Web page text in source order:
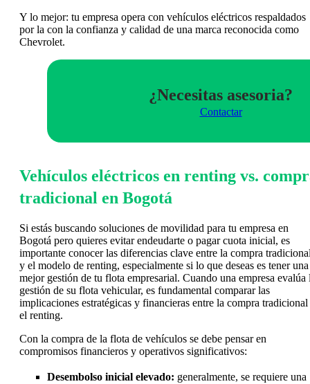
Y lo mejor: tu empresa opera con vehículos eléctricos respaldados
por la con la confianza y calidad de una marca reconocida como
Chevrolet.
¿Necesitas asesoria?
Contactar
Vehículos eléctricos en renting vs.
tradicional en Bogotá
Si estás buscando soluciones de movilidad para tu empresa en
Bogotá pero quieres evitar endeudarte o pagar cuota inicial, es
importante conocer las diferencias clave entre la compra
y el modelo de renting, especialmente si lo que deseas es tener una
mejor gestión de tu flota empresarial. Cuando una empresa evalúa
gestión de su flota vehicular, es fundamental comparar las
implicaciones estratégicas y financieras entre la compra
el renting.
Con la compra de la flota de vehículos se debe pensar en
compromisos financieros y operativos significativos:
Desembolso inicial elevado: generalmente, se requiere una